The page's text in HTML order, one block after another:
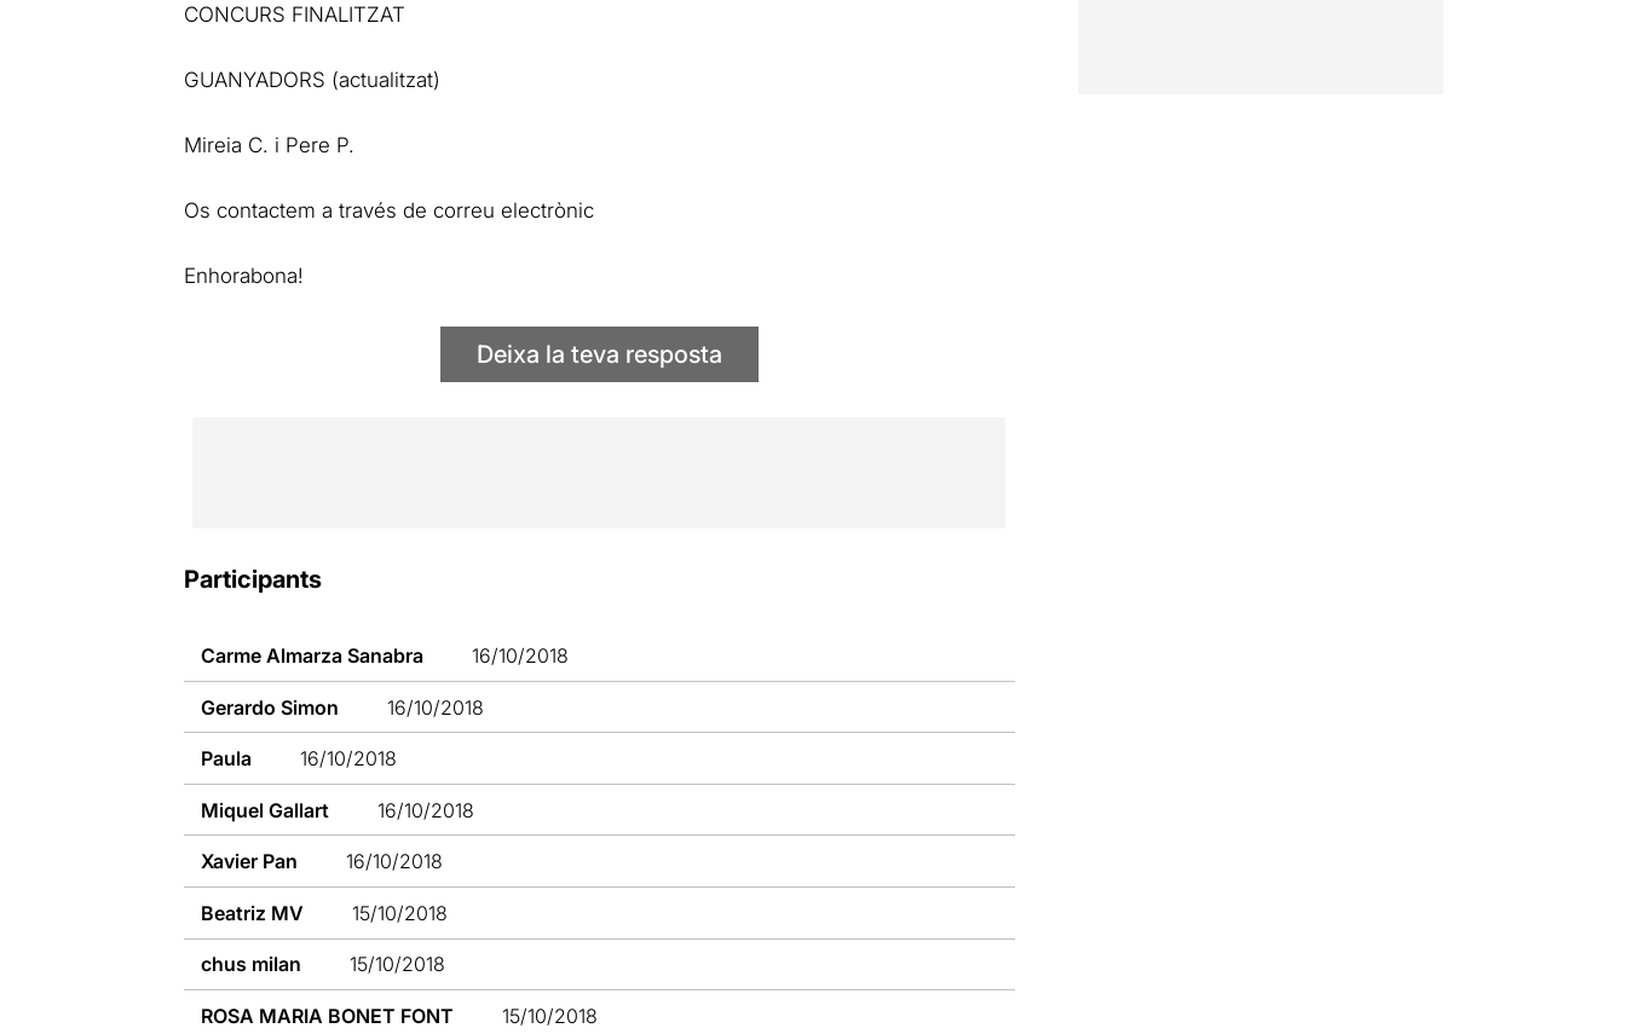
CONCURS FINALITZAT
GUANYADORS (actualitzat)
Mireia C. i Pere P.
Os contactem a través de correu electrònic
Enhorabona!
Deixa la teva resposta
Participants
Carme Almarza Sanabra 16/10/2018
Gerardo Simon 16/10/2018
Paula 16/10/2018
Miquel Gallart 16/10/2018
Xavier Pan 16/10/2018
Beatriz MV 15/10/2018
chus milan 15/10/2018
ROSA MARIA BONET FONT 15/10/2018